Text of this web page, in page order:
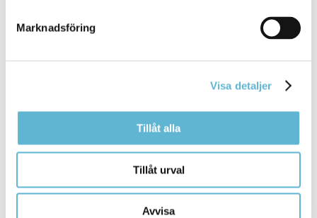
Marknadsföring
Visa detaljer
Tillåt alla
Tillåt urval
Avvisa
Box 18, 295 21 Bromölla
Fax: 0456-82 22 00